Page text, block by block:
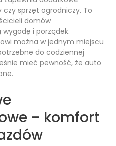
czy sprzęt ogrodniczy. To
domów
i porządek.
można w jednym miejscu
do codziennej
mieć pewność, że auto
– komfort